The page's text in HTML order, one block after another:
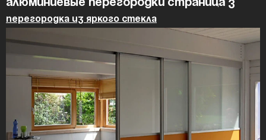
Алюминиевые перегородки страница 3
Перегородка из яркого стекла